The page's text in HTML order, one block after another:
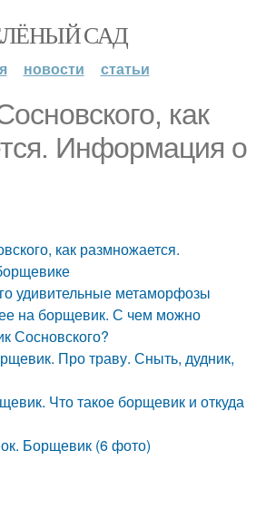
САД
новости статьи
как
Информация о
как размножается.
удивительные метаморфозы
на борщевик. С чем можно
Сосновского?
Про траву. Сныть, дудник,
Что такое борщевик и откуда
Борщевик (6 фото)